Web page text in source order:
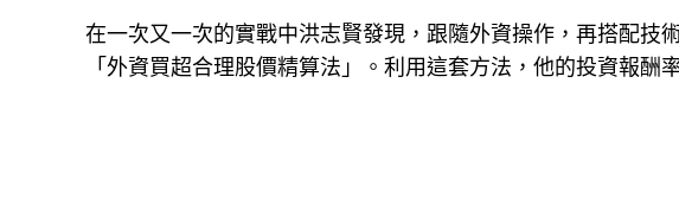
在一次又一次的實戰中洪志賢發現，跟隨外資操作，再搭配技
「外資買超合理股價精算法」。利用這套方法，他的投資報酬